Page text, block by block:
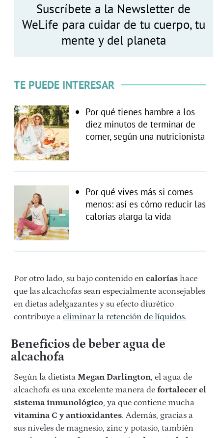
Suscríbete a la Newsletter de
WeLife para cuidar de tu cuerpo, tu
mente y del planeta
TE PUEDE INTERESAR
Por qué tienes hambre a los
diez minutos de terminar de
comer, según una nutricionista
Por qué vives más si comes
menos: así es cómo reducir las
calorías alarga la vida
Por otro lado, su bajo contenido en calorías hace
que las alcachofas sean especialmente aconsejables
en dietas adelgazantes y su efecto diurético
contribuye a eliminar la retención de líquidos.
Beneficios de beber agua de
alcachofa
Según la dietista Megan Darlington, el agua de
alcachofa es una excelente manera de fortalecer el
sistema inmunológico, ya que contiene mucha
vitamina C y antioxidantes. Además, gracias a
sus niveles de magnesio, zinc y potasio, también